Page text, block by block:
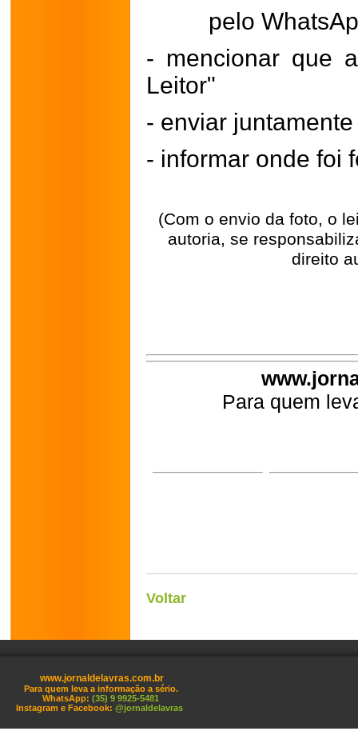
pelo
- mencionar que
Leitor"
- enviar
- informar onde foi
(Com o envio da foto, o
autoria, se
direito
Para quem
Voltar
www.jornaldelavras.com.br
Para quem leva a informação a sério.
WhatsApp: (35) 9 9925-5481
Instagram e Facebook: @jornaldelavras